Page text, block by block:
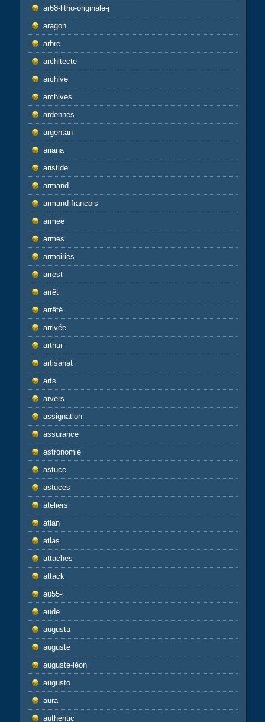
ar68-litho-originale-j
aragon
arbre
architecte
archive
archives
ardennes
argentan
ariana
aristide
armand
armand-francois
armee
armes
armoiries
arrest
arrêt
arrêté
arrivée
arthur
artisanat
arts
arvers
assignation
assurance
astronomie
astuce
astuces
ateliers
atlan
atlas
attaches
attack
au55-l
aude
augusta
auguste
auguste-léon
augusto
aura
authentic